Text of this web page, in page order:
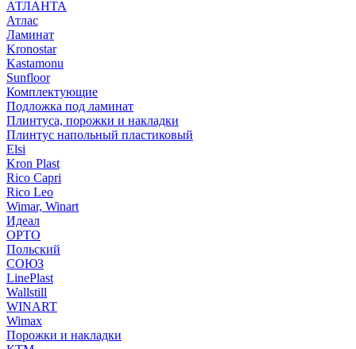
АТЛАНТА
Атлас
Ламинат
Kronostar
Kastamonu
Sunfloor
Комплектующие
Подложка под ламинат
Плинтуса, порожки и накладки
Плинтус напольный пластиковый
Elsi
Kron Plast
Rico Capri
Rico Leo
Wimar, Winart
Идеал
ОРТО
Польский
СОЮЗ
LinePlast
Wallstill
WINART
Wimax
Порожки и накладки